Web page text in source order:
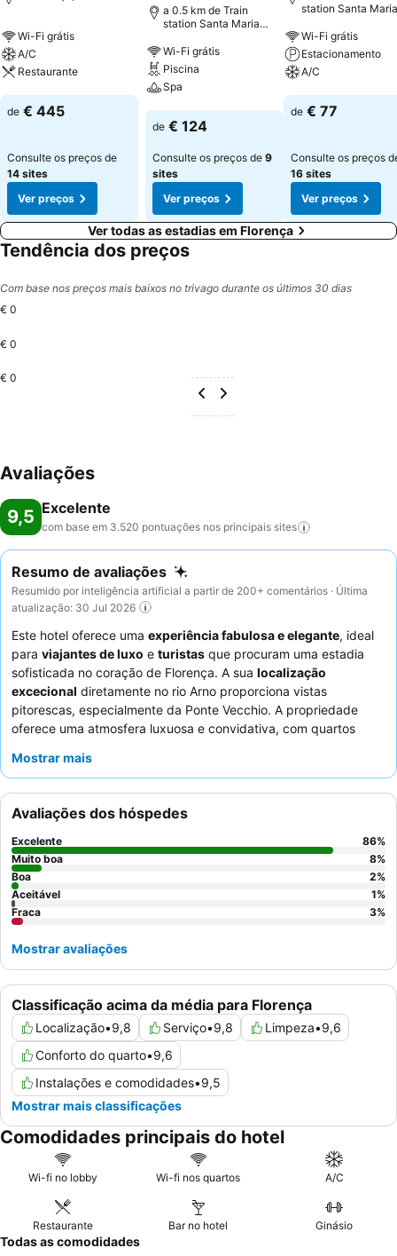
Wi-Fi grátis
A/C
Restaurante
Ver preços
de € 445
Consulte os preços de
14 sites
Ver preços
a 0.5 km de Train
station Santa Maria
Wi-Fi grátis
Piscina
Spa
Ver preços
de € 124
Consulte os preços de 9
sites
Ver preços
station Santa Maria
Wi-Fi grátis
Estacionamento
A/C
Ver preços
de € 77
Consulte os preços
16 sites
Ver preços
Ver todas as estadias em Florença
Tendência dos preços
Com base nos preços mais baixos no trivago durante os últimos 30 dias
€ 0
€ 0
€ 0
Avaliações
9,5 Excelente
com base em 3.520 pontuações nos principais sites
Resumo de avaliações
Resumido por inteligência artificial a partir de 200+ comentários · Última
atualização: 30 Jul 2026
Este hotel oferece uma experiência fabulosa e elegante, ideal
para viajantes de luxo e turistas que procuram uma estadia
sofisticada no coração de Florença. A sua localização
excecional diretamente no rio Arno proporciona vistas
pitorescas, especialmente da Ponte Vecchio. A propriedade
oferece uma atmosfera luxuosa e convidativa, com quartos
estrela Michelin
com o pequeno-almoço a receber altas classificações pela sua
qualidade e variedade. Para uma experiência verdadeiramente
única, considere reservar um quarto na
ou um
com vistas deslumbrantes para o rio Arno.
Mostrar mais
Classificação acima da média para Florença
Localização•9,8 Serviço•9,8 Limpeza•9,6
Conforto do quarto•9,6
Instalações e comodidades•9,5
Mostrar mais classificações
Avaliações dos hóspedes
Excelente 86%
Muito boa
8%
Boa
2%
Aceitável
1%
Fraca
3%
Mostrar avaliações
Comodidades principais do hotel
Wi-fi no lobby Wi-fi nos quartos A/C
Restaurante Bar no hotel Ginásio
Todas as comodidades